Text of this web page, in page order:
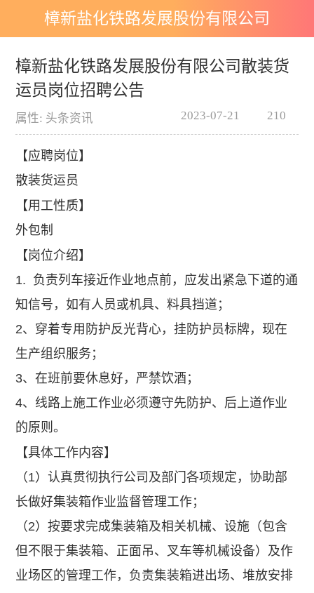
樟新盐化铁路发展股份有限公司
散装货运员岗位招聘公告
樟新盐化铁路发展股份有限公司散装货
运员岗位招聘公告
属性: 头条资讯 210
2023-07-21
【应聘岗位】
散装货运员
【用工性质】
外包制
【岗位介绍】
1. 负责列车接近作业地点前，应发出紧急下道的通
知信号，如有人员或机具、料具挡道；
2、穿着专用防护反光背心，挂防护员标牌，现在
生产组织服务；
3、在班前要休息好，严禁饮酒；
4、线路上施工作业必须遵守先防护、后上道作业
的原则。
【具体工作内容】
（1）认真贯彻执行公司及部门各项规定，协助部
长做好集装箱作业监督管理工作；
（2）按要求完成集装箱及相关机械、设施（包含
但不限于集装箱、正面吊、叉车等机械设备）及作
业场区的管理工作，负责集装箱进出场、堆放安排